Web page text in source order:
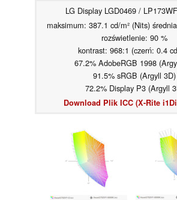
LG Display LGD0469 /
maksimum: 387.1 cd/m² (Nits)
rozświetlenie: 90 %
kontrast: 968:1 (czerń: 0.4
67.2% AdobeRGB 1998
91.5% sRGB (Argyll 3D)
72.2% Display P3 (Argyll
Download Plik ICC (X-Rite